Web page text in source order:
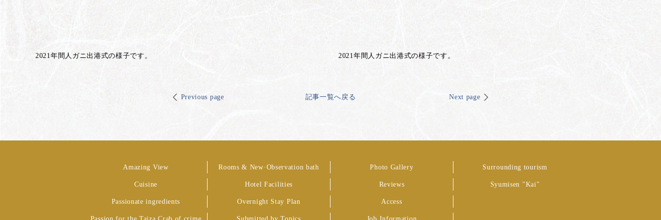
2021年間人ガニ出港式の様子です。 2021年間人ガニ出港式の様子です。
Previous page 記事一覧へ戻る Next page
Amazing View
Cuisine
Passionate ingredients
Rooms & New·Observation bath
Hotel Facilities
Overnight Stay Plan
Photo Gallery
Reviews
Access
Surrounding tourism
Syumisen "Kai"